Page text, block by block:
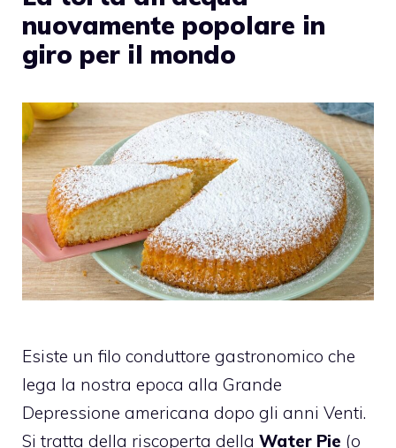
nuovamente popolare in
giro per il mondo
Esiste un filo conduttore gastronomico che
lega la nostra epoca alla Grande
Depressione americana dopo gli anni Venti.
Si tratta della riscoperta della Water Pie (o